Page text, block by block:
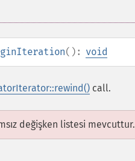
(): void
call.
değişken listesi mevcuttur.